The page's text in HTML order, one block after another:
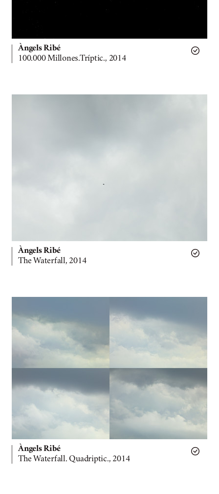
Àngels Ribé
100.000 Millones.Tríptic., 2014
Àngels Ribé
The Waterfall, 2014
Àngels Ribé
The Waterfall. Quadriptic., 2014